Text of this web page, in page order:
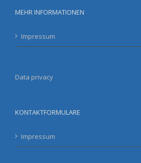
MEHR INFORMATIONEN
Impressum
Data privacy
KONTAKTFORMULARE
Impressum